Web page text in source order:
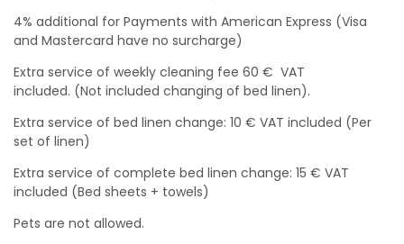
4% additional for Payments with American Express (Visa
and Mastercard have no surcharge)
Extra service of weekly cleaning fee 60 € VAT
included. (Not included changing of bed linen).
Extra service of bed linen change: 10 € VAT included (Per
set of linen)
Extra service of complete bed linen change: 15 € VAT
included (Bed sheets + towels)
Pets are not allowed.